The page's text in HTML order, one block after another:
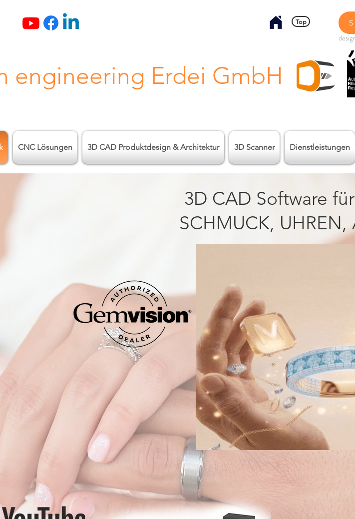
Top
engineering Erdei GmbH
CNC Lösungen 3D CAD Produktdesign & Architektur 3D Scanner Dienstleistungen
3D CAD Software
SCHMUCK, UHREN,